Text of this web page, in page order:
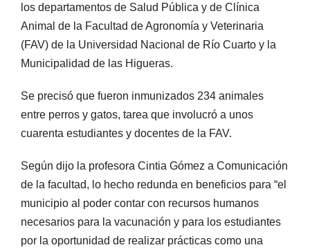
los departamentos de Salud Pública y de Clínica
Animal de la Facultad de Agronomía y Veterinaria
(FAV) de la Universidad Nacional de Río Cuarto y la
Municipalidad de las Higueras.
Se precisó que fueron inmunizados 234 animales
entre perros y gatos, tarea que involucró a unos
cuarenta estudiantes y docentes de la FAV.
Según dijo la profesora Cintia Gómez a Comunicación
de la facultad, lo hecho redunda en beneficios para “el
municipio al poder contar con recursos humanos
necesarios para la vacunación y para los estudiantes
por la oportunidad de realizar prácticas como una